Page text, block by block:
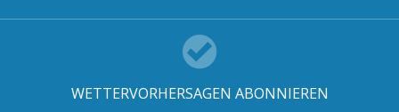
WETTERVORHERSAGEN ABONNIEREN